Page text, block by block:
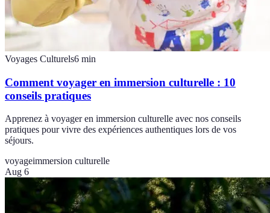
Voyages Culturels6 min
Comment voyager en immersion culturelle : 10
conseils pratiques
Apprenez à voyager en immersion culturelle avec nos conseils
pratiques pour vivre des expériences authentiques lors de vos
séjours.
voyageimmersion culturelle
Aug 6